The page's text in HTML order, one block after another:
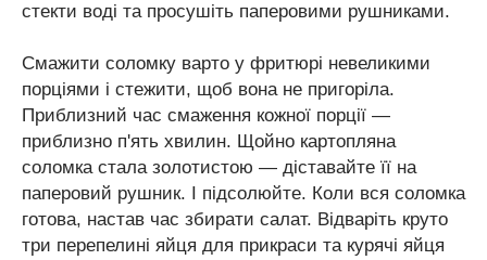
стекти воді та просушіть паперовими рушниками.
Смажити соломку варто у фритюрі невеликими
порціями і стежити, щоб вона не пригоріла.
Приблизний час смаження кожної порції —
приблизно п'ять хвилин. Щойно картопляна
соломка стала золотистою — діставайте її на
паперовий рушник. І підсолюйте. Коли вся соломка
готова, настав час збирати салат. Відваріть круто
три перепелині яйця для прикраси та курячі яйця